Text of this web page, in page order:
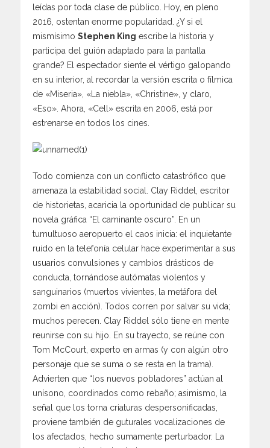
leídas por toda clase de público. Hoy, en pleno
2016, ostentan enorme popularidad. ¿Y si el
mismísimo Stephen King escribe la historia y
participa del guión adaptado para la pantalla
grande? El espectador siente el vértigo galopando
en su interior, al recordar la versión escrita o fílmica
de «Miseria», «La niebla», «Christine», y claro,
«Eso». Ahora, «Cell» escrita en 2006, está por
estrenarse en todos los cines.
Todo comienza con un conflicto catastrófico que
amenaza la estabilidad social. Clay Riddel, escritor
de historietas, acaricia la oportunidad de publicar su
novela gráfica “El caminante oscuro”. En un
tumultuoso aeropuerto el caos inicia: el inquietante
ruido en la telefonía celular hace experimentar a sus
usuarios convulsiones y cambios drásticos de
conducta, tornándose autómatas violentos y
sanguinarios (muertos vivientes, la metáfora del
zombi en acción). Todos corren por salvar su vida;
muchos perecen. Clay Riddel sólo tiene en mente
reunirse con su hijo. En su trayecto, se reúne con
Tom McCourt, experto en armas (y con algún otro
personaje que se suma o se resta en la trama).
Advierten que “los nuevos pobladores” actúan al
unísono, coordinados como rebaño; asimismo, la
señal que los torna criaturas despersonificadas,
proviene también de guturales vocalizaciones de
los afectados, hecho sumamente perturbador. La